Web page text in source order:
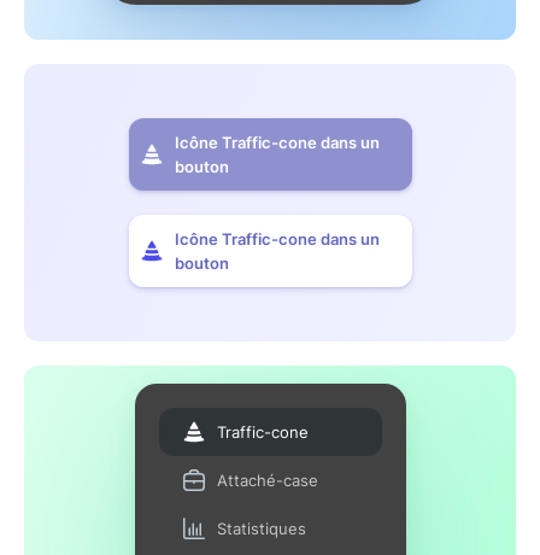
Icône Traffic-cone dans un
bouton
Icône Traffic-cone dans un
bouton
Traffic-cone
Attaché-case
Statistiques